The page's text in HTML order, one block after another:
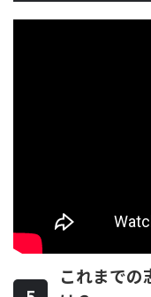
これまでの